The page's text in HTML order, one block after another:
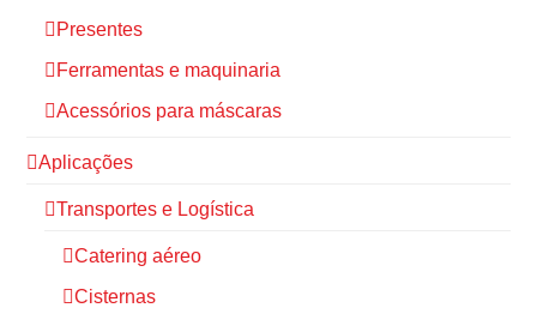
Presentes
Ferramentas e maquinaria
Acessórios para máscaras
Aplicações
Transportes e Logística
Catering aéreo
Cisternas